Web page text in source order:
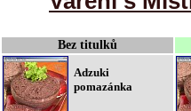
Bez titulků
Adzuki
pomazánka